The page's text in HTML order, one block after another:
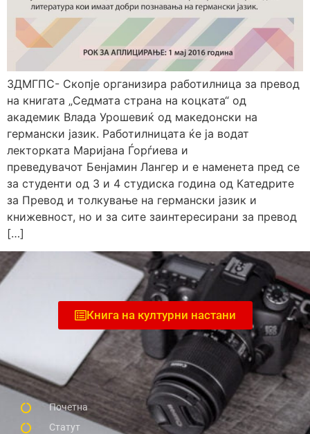
ЗДМГПС- Скопје организира работилница за превод
на книгата „Седмата страна на коцката“ од
академик Влада Урошевиќ од македонски на
германски јазик. Работилницата ќе ја водат
лекторката Маријана Ѓорѓиева и
преведувачот Бенјамин Лангер и е наменета пред се
за студенти од 3 и 4 студиска година од Катедрите
за Превод и толкување на германски јазик и
книжевност, но и за сите заинтересирани за превод
[…]
Почетна
Статут
Книга на културни настани